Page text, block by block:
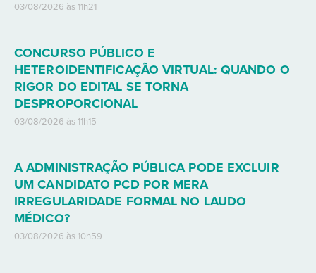
03/08/2026 às 11h21
CONCURSO PÚBLICO E
HETEROIDENTIFICAÇÃO VIRTUAL: QUANDO O
RIGOR DO EDITAL SE TORNA
DESPROPORCIONAL
03/08/2026 às 11h15
A ADMINISTRAÇÃO PÚBLICA PODE EXCLUIR
UM CANDIDATO PCD POR MERA
IRREGULARIDADE FORMAL NO LAUDO
MÉDICO?
03/08/2026 às 10h59